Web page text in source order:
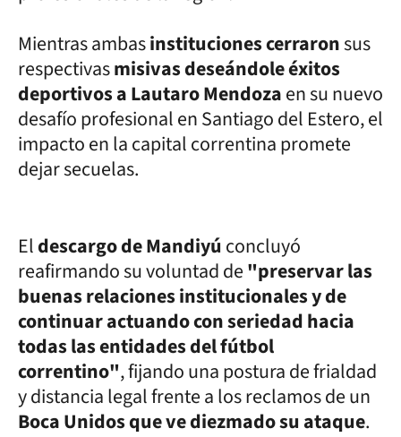
Mientras ambasinstituciones cerraronsus
respectivasmisivas deseándole éxitos
deportivos a Lautaro Mendozaen su nuevo
desafío profesional en Santiago del Estero, el
impacto en la capital correntina promete
dejar secuelas.
Eldescargo de Mandiyú concluyó
reafirmando su voluntad de"preservar las
buenas relaciones institucionales y de
continuar actuando con seriedad hacia
todas las entidades del fútbol
correntino", fijando una postura de frialdad
y distancia legal frente a los reclamos de un
Boca Unidos que ve diezmado su ataque.